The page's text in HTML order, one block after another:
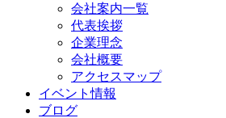
会社案内一覧
代表挨拶
企業理念
会社概要
アクセスマップ
イベント情報
ブログ